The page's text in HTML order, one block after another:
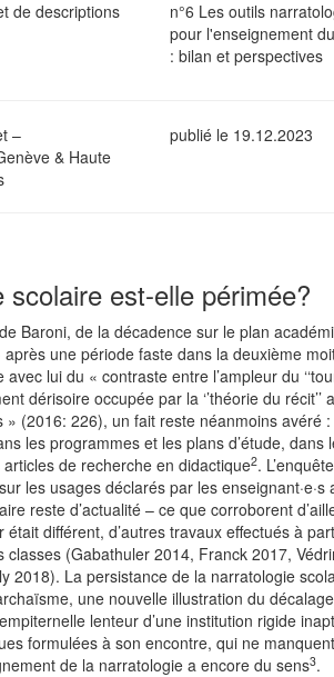
de descriptions
n°6 Les outils
pour l'enseignement
: bilan et perspectives
–
& Haute
publié le 19.12.2023
scolaire est-elle périmée?
Baroni, de la décadence sur le plan
après une période faste dans la deuxième
avec lui du « contraste entre l’ampleur du
dérisoire occupée par la ‘’théorie du récit’’
» (2016: 226), un fait reste néanmoins avéré
les programmes et les plans d’étude, dans
de recherche en didactique2.
les usages déclarés par les enseignant·e·s
reste d’actualité – ce que corroborent
différent, d’autres travaux effectués à
classes (Gabathuler 2014, Franck 2017,
2018). La persistance de la narratologie
une nouvelle illustration du
lenteur d’une institution rigide
formulées à son encontre, qui ne
de la narratologie a encore du sens3.